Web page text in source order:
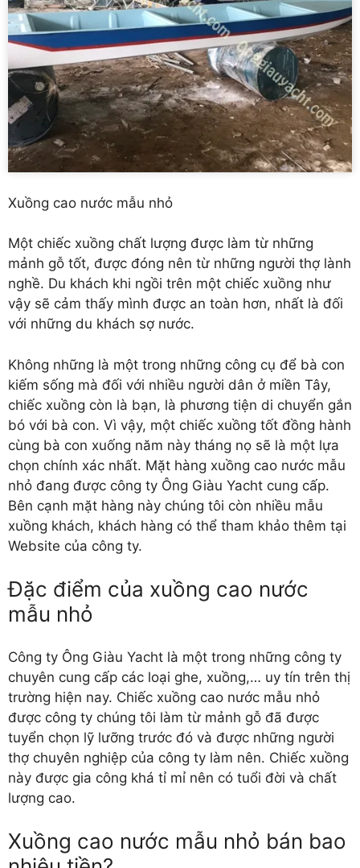
Xuồng cao nước mẫu nhỏ
Một chiếc xuồng chất lượng được làm từ những
mảnh gỗ tốt, được đóng nên từ những người thợ lành
nghề. Du khách khi ngồi trên một chiếc xuồng như
vậy sẽ cảm thấy mình được an toàn hơn, nhất là đối
với những du khách sợ nước.
Không những là một trong những công cụ để bà con
kiếm sống mà đối với nhiều người dân ở miền Tây,
chiếc xuồng còn là bạn, là phương tiện di chuyển gắn
bó với bà con. Vì vậy, một chiếc xuồng tốt đồng hành
cùng bà con xuống năm này tháng nọ sẽ là một lựa
chọn chính xác nhất. Mặt hàng xuồng cao nước mẫu
nhỏ đang được công ty Ông Giàu Yacht cung cấp.
Bên cạnh mặt hàng này chúng tôi còn nhiều mẫu
xuồng khách, khách hàng có thể tham khảo thêm tại
Website của công ty.
Đặc điểm của xuồng cao nước
mẫu nhỏ
Công ty Ông Giàu Yacht là một trong những công ty
chuyên cung cấp các loại ghe, xuồng,… uy tín trên thị
trường hiện nay. Chiếc xuồng cao nước mẫu nhỏ
được công ty chúng tôi làm từ mảnh gỗ đã được
tuyển chọn lỹ lưỡng trước đó và được những người
thợ chuyên nghiệp của công ty làm nên. Chiếc xuồng
này được gia công khá tỉ mỉ nên có tuổi đời và chất
lượng cao.
Xuồng cao nước mẫu nhỏ bán bao